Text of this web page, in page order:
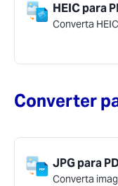
HEIC para
Converta
Converter
JPG para
Converta